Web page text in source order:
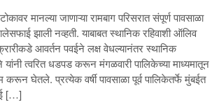
मानल्या जाणाऱ्या रामबाग परिसरात संपूर्ण पावसाळा
झाली नव्हती. याबाबत स्थानिक रहिवाशी ऑलिव
आवर्तन पवईने लक्ष वेधल्यानंतर स्थानिक
त्वरित धडपड करून मंगळवारी पालिकेच्या माध्यमातून
घेतले. प्रत्येक वर्षी पावसाळा पूर्व पालिकेतर्फे मुंबईत
[…]